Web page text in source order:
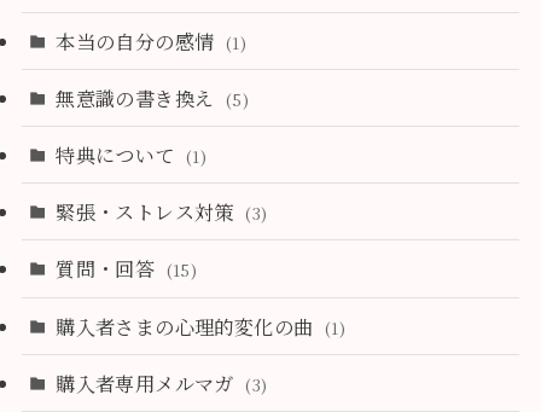
本当の自分の感情 (1)
無意識の書き換え (5)
特典について (1)
緊張・ストレス対策 (3)
質問・回答 (15)
購入者さまの心理的変化の曲 (1)
購入者専用メルマガ (3)